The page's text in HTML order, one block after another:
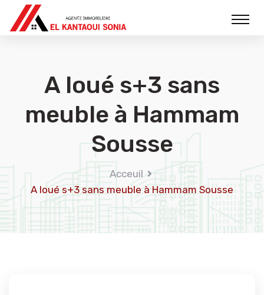
A loué s+3 sans
meuble à Hammam
Sousse
Acceuil
A loué s+3 sans meuble à Hammam Sousse